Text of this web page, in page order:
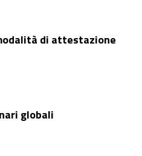
di attestazione
globali